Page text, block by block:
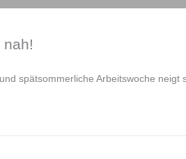
nah!
spätsommerliche Arbeitswoche